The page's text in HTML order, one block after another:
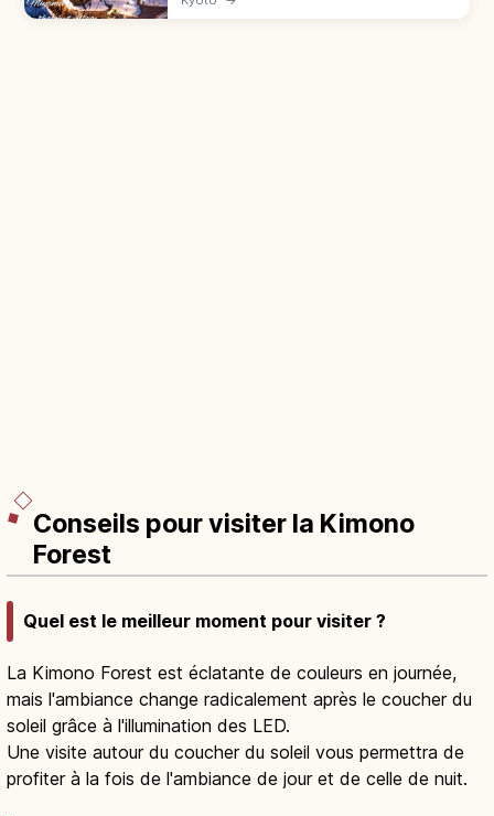
Musée, parking, accès en bus depuis
Conseils pour visiter la Kimono
Forest
Quel est le meilleur moment pour visiter ?
La Kimono Forest est éclatante de couleurs en journée,
mais l'ambiance change radicalement après le coucher du
soleil grâce à l'illumination des LED.
Une visite autour du coucher du soleil vous permettra de
profiter à la fois de l'ambiance de jour et de celle de nuit.